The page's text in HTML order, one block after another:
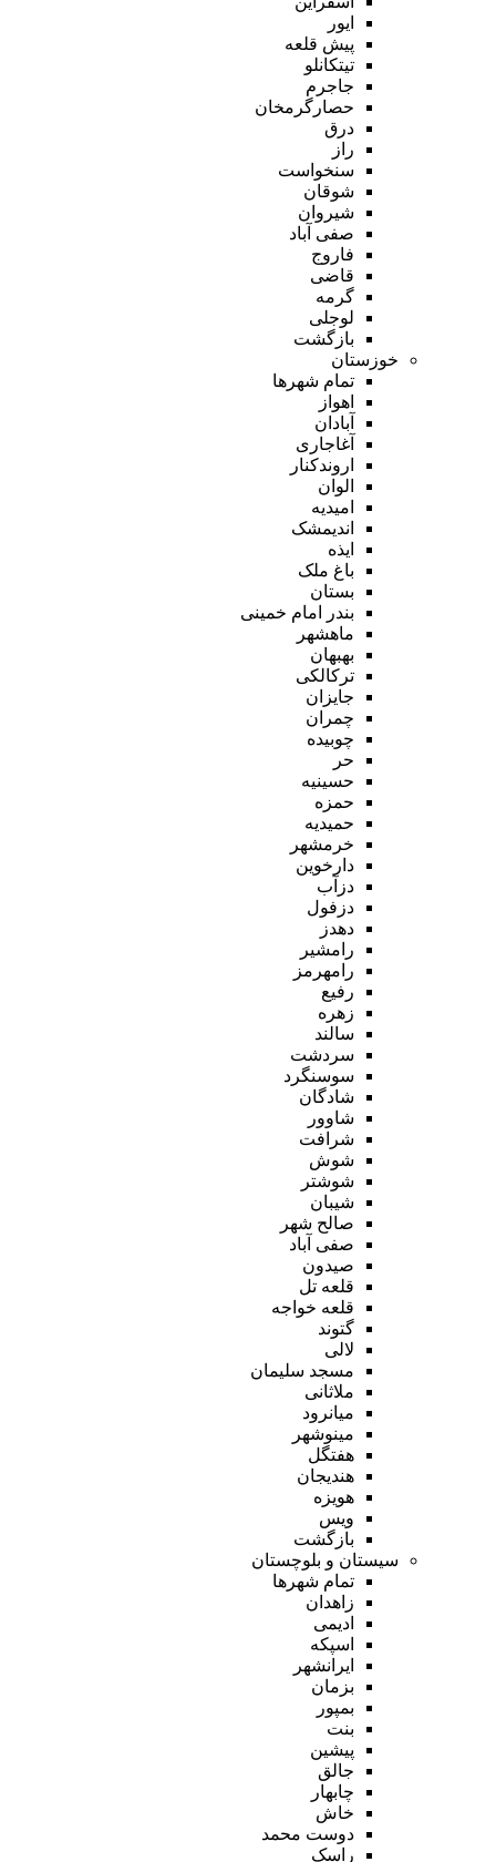
ایور
پیش قلعه
تیتکانلو
جاجرم
حصارگرمخان
درق
راز
سنخواست
شوقان
شیروان
صفی آباد
فاروج
قاضی
گرمه
لوجلی
بازگشت
خوزستان
تمام شهر‌ها
اهواز
آبادان
آغاجاری
اروندکنار
الوان
امیدیه
اندیمشک
ایذه
باغ ملک
بستان
بندر امام خمینی
ماهشهر
بهبهان
ترکالکی
جایزان
چمران
چوبیده
حر
حسینیه
حمزه
حمیدیه
خرمشهر
دارخوین
دزآب
دزفول
دهدز
رامشیر
رامهرمز
رفیع
زهره
سالند
سردشت
سوسنگرد
شادگان
شاوور
شرافت
شوش
شوشتر
شیبان
صالح شهر
صفی آباد
صیدون
قلعه تل
قلعه خواجه
گتوند
لالی
مسجد سلیمان
ملاثانی
میانرود
مینوشهر
هفتگل
هندیجان
هویزه
ویس
بازگشت
سیستان و بلوچستان
تمام شهر‌ها
زاهدان
ادیمی
اسپکه
ایرانشهر
بزمان
بمپور
بنت
پیشین
جالق
چابهار
خاش
دوست محمد
راسک